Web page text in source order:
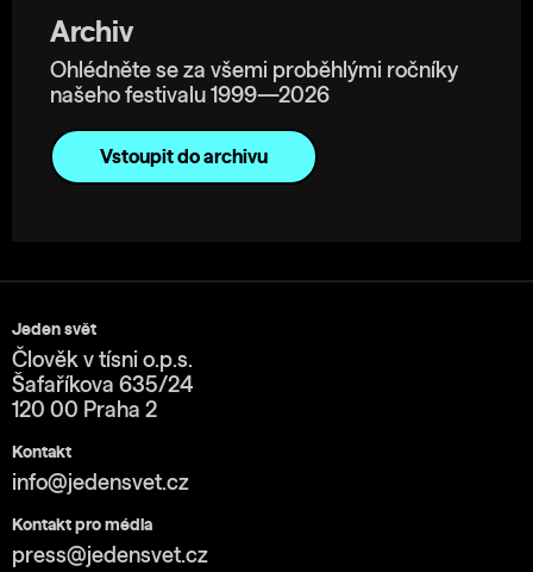
Archiv
Ohlédněte se za všemi proběhlými ročníky
našeho festivalu 1999—2026
Vstoupit do archivu
Jeden svět
Člověk v tísni o.p.s.
Šafaříkova 635/24
120 00 Praha 2
Kontakt
info@jedensvet.cz
Kontakt pro média
press@jedensvet.cz